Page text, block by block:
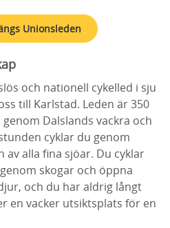
Unionsleden
och nationell cykelled i sju
till Karlstad. Leden är 350
Dalslands vackra och
cyklar du genom
av alla fina sjöar. Du cyklar
skogar och öppna
och du har aldrig långt
en vacker utsiktsplats för en